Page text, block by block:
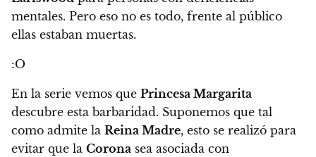
mentales. Pero eso no es todo, frente al público
ellas estaban muertas.
:O
En la serie vemos que Princesa Margarita
descubre esta barbaridad. Suponemos que tal
como admite la Reina Madre, esto se realizó para
evitar que la Corona sea asociada con